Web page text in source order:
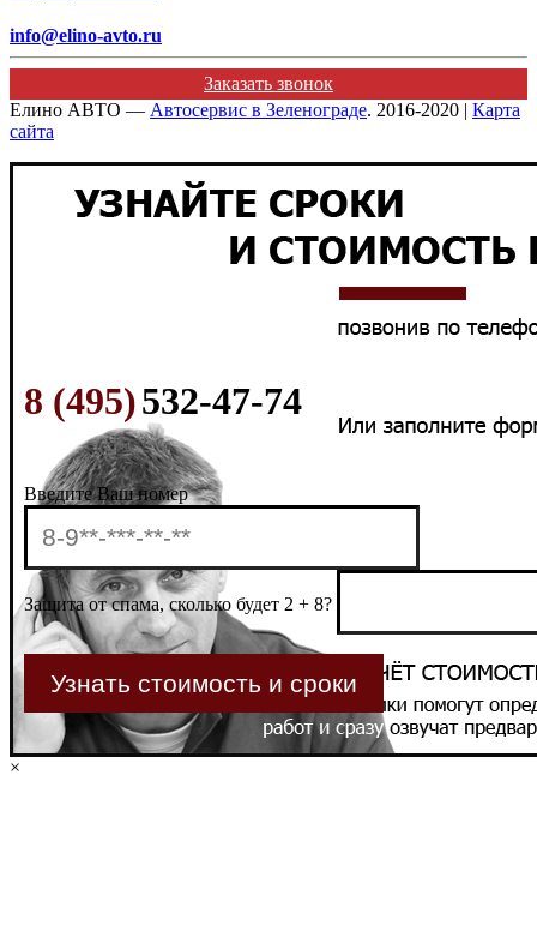
info@elino-avto.ru
Заказать звонок
Елино АВТО — Автосервис в Зеленограде. 2016-2020 | Карта
сайта
8 (495)532-47-74
Введите Ваш номер
Защита от спама, сколько будет 2 + 8?
×